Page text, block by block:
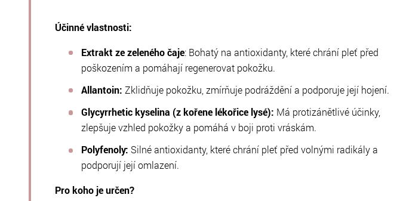
Účinné vlastnosti:
Extrakt ze zeleného čaje: Bohatý na antioxidanty, které chrání pleť před
poškozením a pomáhají regenerovat pokožku.
Allantoin: Zklidňuje pokožku, zmírňuje podráždění a podporuje její hojení.
Glycyrrhetic kyselina (z kořene lékořice lysé): Má protizánětlivé účinky,
zlepšuje vzhled pokožky a pomáhá v boji proti vráskám.
Polyfenoly: Silné antioxidanty, které chrání pleť před volnými radikály a
podporují její omlazení.
Pro koho je určen?